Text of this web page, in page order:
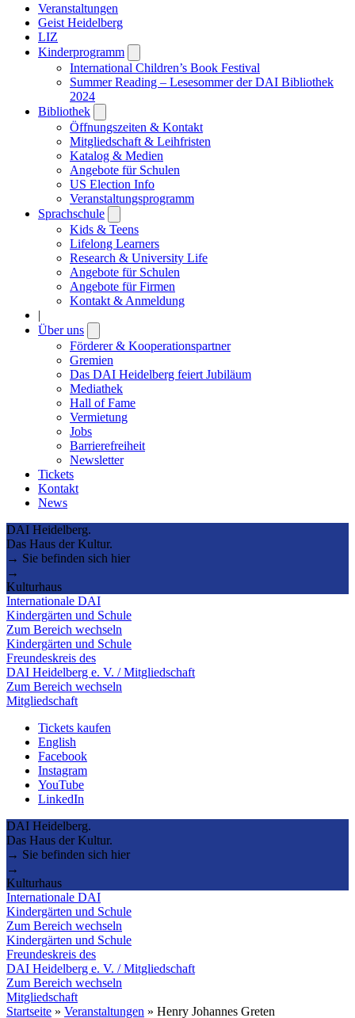
Veranstaltungen
Geist Heidelberg
LIZ
Kinderprogramm
submenu
International Children’s Book Festival
Summer Reading – Lesesommer der DAI Bibliothek
2024
Bibliothek
submenu
Öffnungszeiten & Kontakt
Mitgliedschaft & Leihfristen
Katalog & Medien
Angebote für Schulen
US Election Info
Veranstaltungsprogramm
Sprachschule
submenu
Kids & Teens
Lifelong Learners
Research & University Life
Angebote für Schulen
Angebote für Firmen
Kontakt & Anmeldung
|
Über uns
submenu
Förderer & Kooperationspartner
Gremien
Das DAI Heidelberg feiert Jubiläum
Mediathek
Hall of Fame
Vermietung
Jobs
Barrierefreiheit
Newsletter
Tickets
Kontakt
News
DAI Heidelberg.
Das Haus der Kultur.
→ Sie befinden sich hier
→
Kulturhaus
Internationale DAI
Kindergärten und Schule
Zum Bereich wechseln
Kindergärten und Schule
Freundeskreis des
DAI Heidelberg e. V. / Mitgliedschaft
Zum Bereich wechseln
Mitgliedschaft
Tickets kaufen
English
Facebook
Instagram
YouTube
LinkedIn
DAI Heidelberg.
Das Haus der Kultur.
→ Sie befinden sich hier
→
Kulturhaus
Internationale DAI
Kindergärten und Schule
Zum Bereich wechseln
Kindergärten und Schule
Freundeskreis des
DAI Heidelberg e. V. / Mitgliedschaft
Zum Bereich wechseln
Mitgliedschaft
Startseite » Veranstaltungen » Henry Johannes Greten